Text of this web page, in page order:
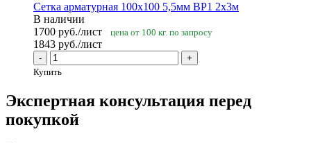
Сетка арматурная 100х100 5,5мм ВР1 2х3м
В наличии
1700 руб./лист цена от 100 кг. по запросу
1843 руб./лист
-
+
Купить
Экспертная консультация перед
покупкой